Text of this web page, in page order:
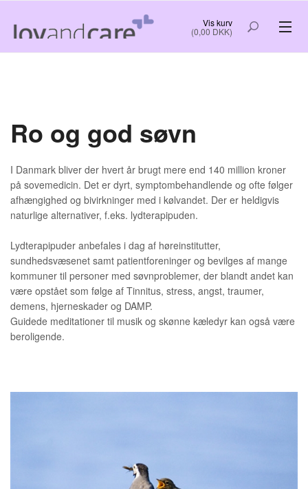
Vis kurv
(0,00 DKK)
KREATIV HYGGE
NYTTIG INFORMATION OG GODE TIP
FORSIDE OM OS
BESTIL LOG IND
KØB OG LEVERING KONTAKT
Ro og god søvn
I Danmark bliver der hvert år brugt mere end 140 million kroner
på sovemedicin. Det er dyrt, symptombehandlende og ofte følger
afhængighed og bivirkninger med i kølvandet. Der er heldigvis
naturlige alternativer, f.eks. lydterapipuden.
Lydterapipuder anbefales i dag af høreinstitutter,
sundhedsvæsenet samt patientforeninger og bevilges af mange
kommuner til personer med søvnproblemer, der blandt andet kan
være opstået som følge af Tinnitus, stress, angst, traumer,
demens, hjerneskader og DAMP.
Guidede meditationer til musik og skønne kæledyr kan også være
beroligende.